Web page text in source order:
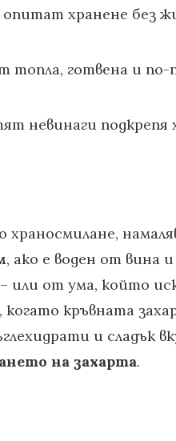
опитат хранене без
готвена и по-
невинаги
храносмилане,
, ако е воден от вина
или от ума, който
кръвната
и сладък
на захарта.